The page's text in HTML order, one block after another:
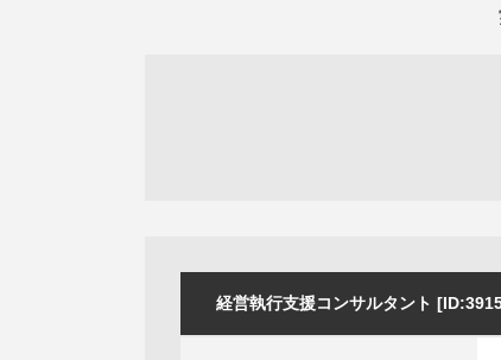
経営執行支援コンサルタント